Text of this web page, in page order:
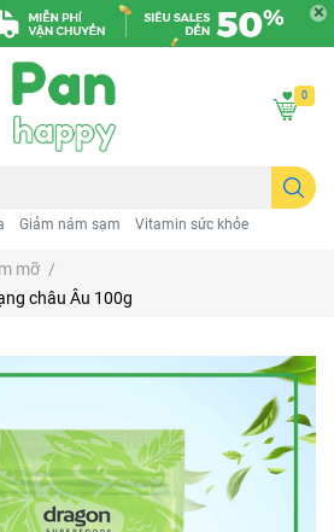
Giảm nám sạm Vitamin sức khỏe
0
mỡ /
châu Âu 100g